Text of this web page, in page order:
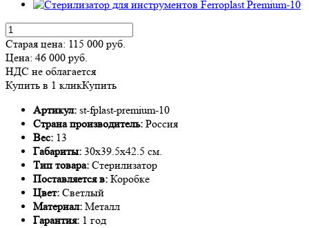
Старая цена: 115 000 руб.
Цена: 46 000 руб.
НДС не облагается
Купить в 1 кликКупить
Артикул: st-fplast-premium-10
Страна производитель: Россия
Вес: 13
Габариты: 30х39.5х42.5 см.
Тип товара: Стерилизатор
Поставляется в: Коробке
Цвет: Светлый
Материал: Металл
Гарантия: 1 год